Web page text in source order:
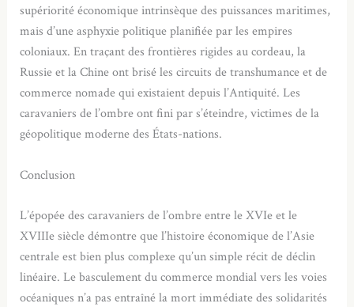
supériorité économique intrinsèque des puissances maritimes,
mais d’une asphyxie politique planifiée par les empires
coloniaux. En traçant des frontières rigides au cordeau, la
Russie et la Chine ont brisé les circuits de transhumance et de
commerce nomade qui existaient depuis l’Antiquité. Les
caravaniers de l’ombre ont fini par s’éteindre, victimes de la
géopolitique moderne des États-nations.
Conclusion
L’épopée des caravaniers de l’ombre entre le XVIe et le
XVIIIe siècle démontre que l’histoire économique de l’Asie
centrale est bien plus complexe qu’un simple récit de déclin
linéaire. Le basculement du commerce mondial vers les voies
océaniques n’a pas entraîné la mort immédiate des solidarités